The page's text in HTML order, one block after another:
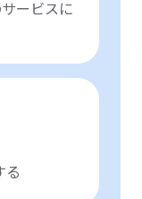
ービスに
る